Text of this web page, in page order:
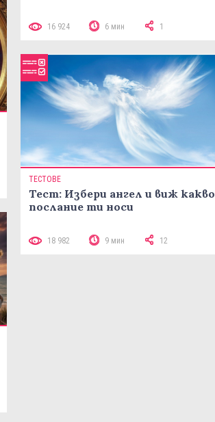
16 924 6 мин 1
ТЕСТОВЕ
Тест: Избери ангел и виж какво
послание ти носи
18 982 9 мин 12